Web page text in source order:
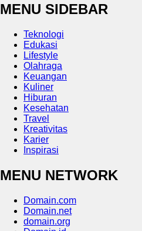
MENU SIDEBAR
Teknologi
Edukasi
Lifestyle
Olahraga
Keuangan
Kuliner
Hiburan
Kesehatan
Travel
Kreativitas
Karier
Inspirasi
MENU NETWORK
Domain.com
Domain.net
domain.org